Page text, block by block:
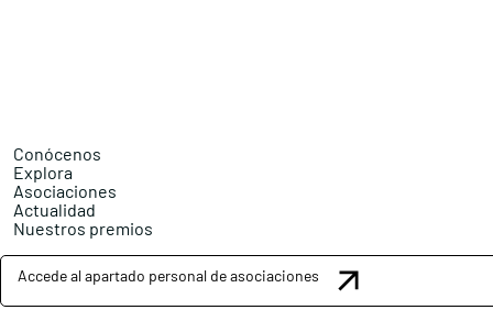
Conócenos
Explora
Asociaciones
Actualidad
Nuestros premios
Accede al apartado personal de asociaciones